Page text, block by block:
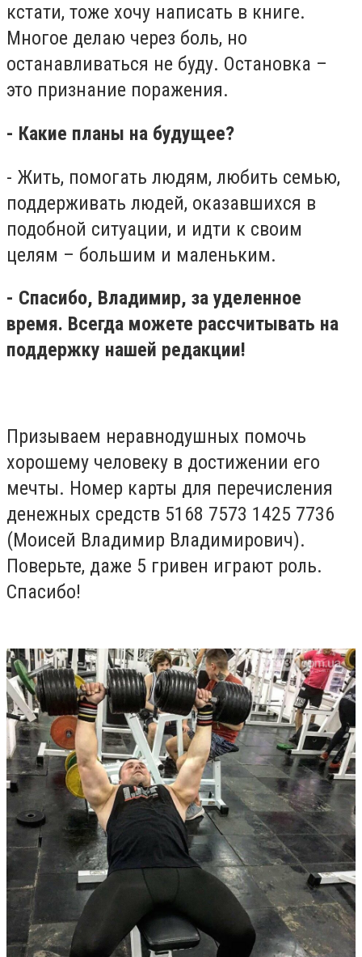
кстати, тоже хочу написать в книге.
Многое делаю через боль, но
останавливаться не буду. Остановка –
это признание поражения.
- Какие планы на будущее?
- Жить, помогать людям, любить семью,
поддерживать людей, оказавшихся в
подобной ситуации, и идти к своим
целям – большим и маленьким.
- Спасибо, Владимир, за уделенное
время. Всегда можете рассчитывать на
поддержку нашей редакции!
Призываем неравнодушных помочь
хорошему человеку в достижении его
мечты. Номер карты для перечисления
денежных средств 5168 7573 1425 7736
(Моисей Владимир Владимирович).
Поверьте, даже 5 гривен играют роль.
Спасибо!